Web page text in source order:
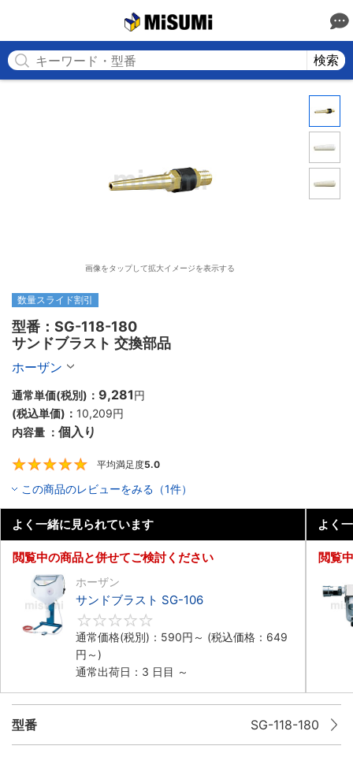
検索
画像をタップして拡大イメージを表示する
数量スライド割引
型番：SG-118-180
サンドブラスト 交換部品
ホーザン
通常単価(税別)： 9,281円
(税込単価)： 10,209円
内容量 ： 個入り
平均満足度5.0
この商品のレビューをみる（1件）
よく一緒に見られています
閲覧中の商品と併せてご検討ください
ホーザン
サンドブラスト SG-106
通常価格(税別)： 590円 ～ (税込価格： 649
円 ～)
通常出荷日：3 日目 ～
よく
閲覧
型番 SG-118-180